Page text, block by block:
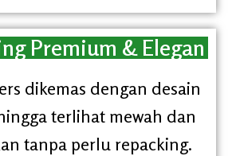
Premium & Elegan
dikemas dengan desain
terlihat mewah dan
tanpa perlu repacking.